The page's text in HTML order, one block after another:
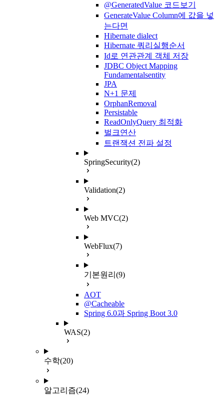
@GeneratedValue 코드보기
GenerateValue Column에 값을 넣
는다면
Hibernate dialect
Hibernate 쿼리실행순서
Id로 연관관계 객체 저장
JDBC Object Mapping
Fundamentalsentity
JPA
N+1 문제
OrphanRemoval
Persistable
ReadOnlyQuery 최적화
벌크연산
트랜잭션 전파 설정
SpringSecurity(2)
Validation(2)
Web MVC(2)
WebFlux(7)
기본원리 (9)
AOT
@Cacheable
Spring 6.0과 Spring Boot 3.0
WAS(2)
수학(20)
알고리즘(24)